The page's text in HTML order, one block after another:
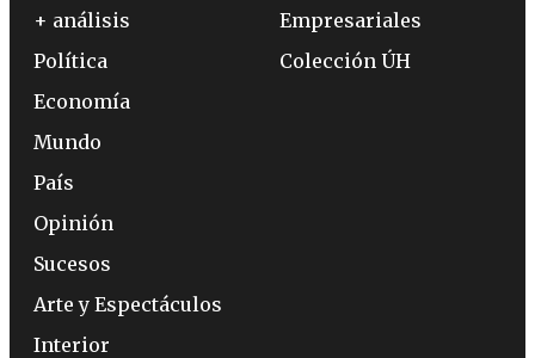
+ análisis
Política
Economía
Mundo
País
Opinión
Sucesos
Arte y Espectáculos
Interior
Empresariales
Colección ÚH